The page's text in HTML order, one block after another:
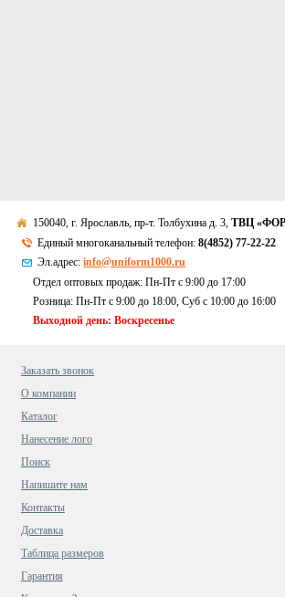
150040, г. Ярославль, пр-т. Толбухина д. 3,ТВЦ
Единый многоканальный телефон:8(4852) 77-22-22
Эл.адрес:info@uniform1000.ru
Отдел оптовых продаж: Пн-Пт с 9:00 до 17:00
Розница: Пн-Пт с 9:00 до 18:00, Суб c 10:00 до 16:00
Выходной день: Воскресенье
Заказать звонок
О компании
Каталог
Нанесение лого
Поиск
Напишите нам
Контакты
Доставка
Таблица размеров
Гарантия